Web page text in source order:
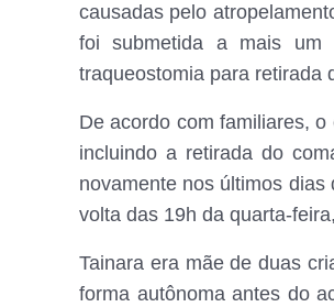
causadas pelo
foi submetida a mais um
traqueostomia para retirada
De acordo com familiares,
incluindo a retirada do
novamente nos últimos
volta das 19h da quarta-
Tainara era mãe de duas
forma autônoma antes do